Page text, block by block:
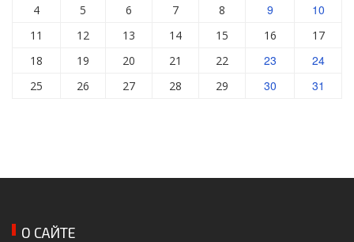
4 5 6 7 8 9 10
11 12 13 14 15 16
17
18
19 20 21 22 23 24
25 26 27 28 29 30 31
О САЙТЕ